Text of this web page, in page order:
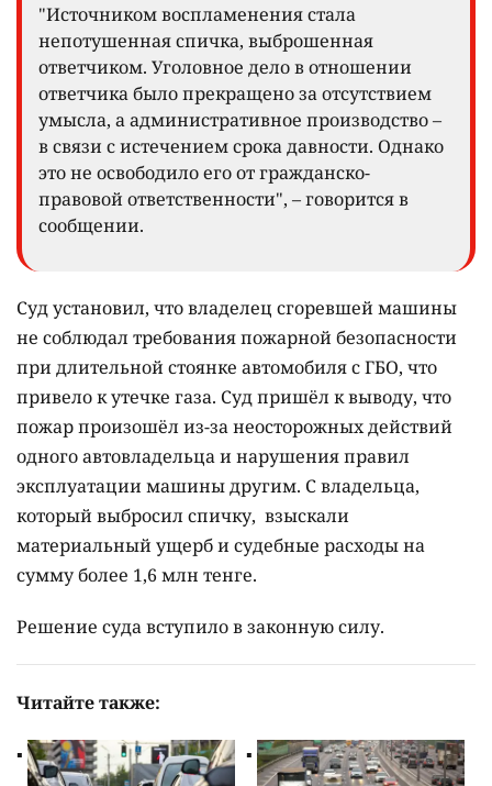
"Источником воспламенения стала
непотушенная спичка, выброшенная
ответчиком. Уголовное дело в отношении
ответчика было прекращено за отсутствием
умысла, а административное производство –
в связи с истечением срока давности. Однако
это не освободило его от гражданско-
правовой ответственности", – говорится в
сообщении.
Суд установил, что владелец сгоревшей машины
не соблюдал требования пожарной безопасности
при длительной стоянке автомобиля с ГБО, что
привело к утечке газа. Суд пришёл к выводу, что
пожар произошёл из-за неосторожных действий
одного автовладельца и нарушения правил
эксплуатации машины другим. С владельца,
который выбросил спичку, взыскали
материальный ущерб и судебные расходы на
сумму более 1,6 млн тенге.
Решение суда вступило в законную силу.
Читайте также: